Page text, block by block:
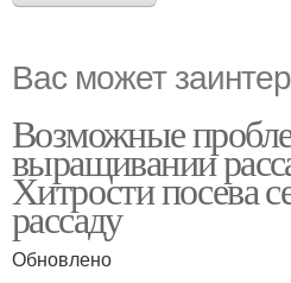
Вас может
Возможные
выращивании
Хитрости посева
рассаду
Обновлено